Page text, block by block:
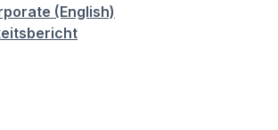
(English)